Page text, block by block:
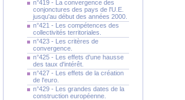
n°419 - La convergence des
conjonctures des pays de l'U.E.
jusqu'au début des années 2000.
n°421 - Les compétences des
collectivités territoriales.
n°423 - Les critères de
convergence.
n°425 - Les effets d'une hausse
des taux d'intérêt.
n°427 - Les effets de la création
de l'euro.
n°429 - Les grandes dates de la
construction européenne.